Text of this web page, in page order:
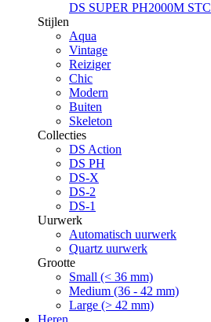
DS SUPER PH2000M STC
Stijlen
Aqua
Vintage
Reiziger
Chic
Modern
Buiten
Skeleton
Collecties
DS Action
DS PH
DS-X
DS-2
DS-1
Uurwerk
Automatisch uurwerk
Quartz uurwerk
Grootte
Small (< 36 mm)
Medium (36 - 42 mm)
Large (> 42 mm)